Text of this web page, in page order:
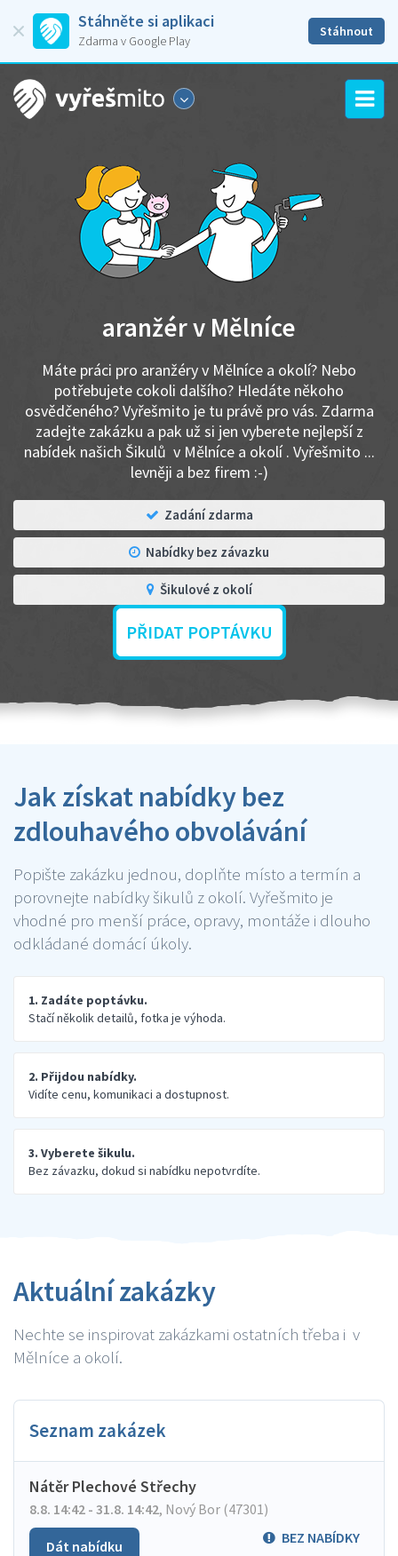
Stáhněte si aplikaci
Zdarma v Google Play
Stáhnout
aranžér v Mělníce
Máte práci pro aranžéry v Mělníce a okolí? Nebo
potřebujete cokoli dalšího? Hledáte někoho
osvědčeného? Vyřešmito je tu právě pro vás. Zdarma
zadejte zakázku a pak už si jen vyberete nejlepší z
nabídek našich Šikulů v Mělníce a okolí . Vyřešmito ...
levněji a bez firem :-)
Zadání zdarma
Nabídky bez závazku
Šikulové z okolí
PŘIDAT POPTÁVKU
Jak získat nabídky bez
zdlouhavého obvolávání
Popište zakázku jednou, doplňte místo a termín a
porovnejte nabídky šikulů z okolí. Vyřešmito je
vhodné pro menší práce, opravy, montáže i dlouho
odkládané domácí úkoly.
1. Zadáte poptávku.
Stačí několik detailů, fotka je výhoda.
2. Přijdou nabídky.
Vidíte cenu, komunikaci a dostupnost.
3. Vyberete šikulu.
Bez závazku, dokud si nabídku nepotvrdíte.
Aktuální zakázky
Nechte se inspirovat zakázkami ostatních třeba i v
Mělníce a okolí.
Seznam zakázek
Nátěr Plechové Střechy
8.8. 14:42 - 31.8. 14:42, Nový Bor (47301)
BEZ NABÍDKY
Dát nabídku